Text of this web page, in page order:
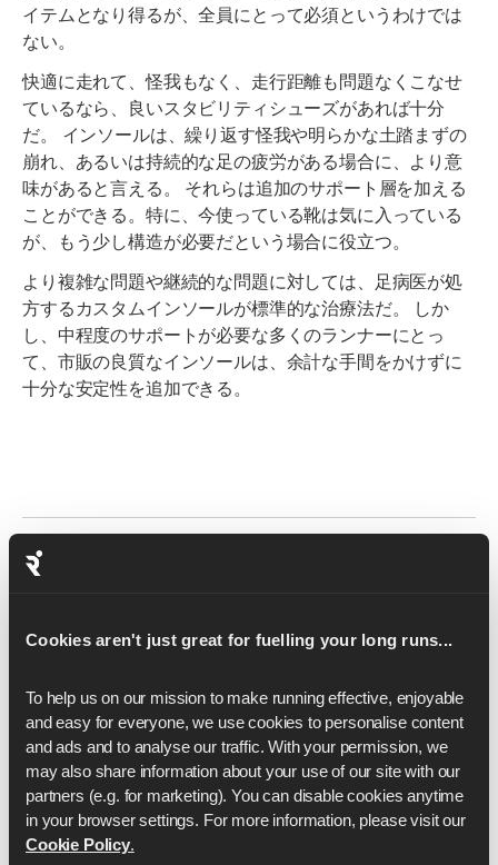
Cookies aren't just great for fuelling your long runs...
To help us on our mission to make running effective, enjoyable
and easy for everyone, we use cookies to personalise content
and ads and to analyse our traffic. With your permission, we
may also share information about your use of our site with our
partners (e.g. for marketing). You can disable cookies anytime
in your browser settings. For more information, please visit our
Cookie Policy.
イテムとなり得るが、全員にとって必須というわけでは
ない。
快適に走れて、怪我もなく、走行距離も問題なくこなせ
ているなら、良いスタビリティシューズがあれば十分
だ。 インソールは、繰り返す怪我や明らかな土踏まずの
崩れ、あるいは持続的な足の疲労がある場合に、より意
味があると言える。 それらは追加のサポート層を加える
ことができる。特に、今使っている靴は気に入っている
が、もう少し構造が必要だという場合に役立つ。
より複雑な問題や継続的な問題に対しては、足病医が処
方するカスタムインソールが標準的な治療法だ。 しか
し、中程度のサポートが必要な多くのランナーにとっ
て、市販の良質なインソールは、余計な手間をかけずに
十分な安定性を追加できる。
Ready to take the next step
chasing a new PB, our expert-led training plans can help
you train smarter and stay consistent. Explore our 5K,
10K, half marathon and marathon training plans to find
the right fit for your goal.
5k Plan
10kプ
Half
マラソ